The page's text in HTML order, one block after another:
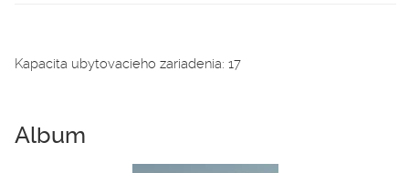
Kapacita ubytovacieho zariadenia: 17
Album